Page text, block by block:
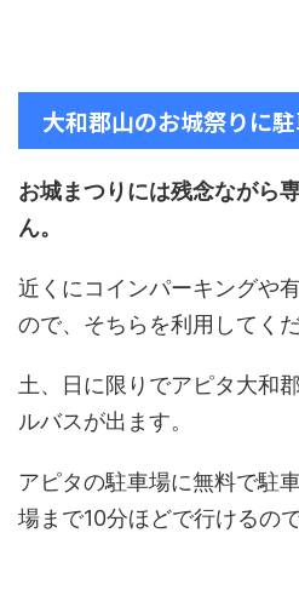
大和郡山のお城祭りに
お城まつりには残念ながら
ん。
近くにコインパーキングや
ので、そちらを利用してくだ
土、日に限りでアピタ大和
ルバスが出ます。
アピタの駐車場に無料で駐
場まで10分ほどで行けるの